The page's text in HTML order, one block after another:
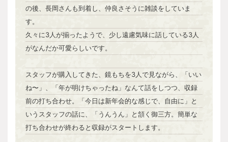
の後、長岡さんも到着し、仲良さそうに雑談をしていま
す。
久々に3人が揃ったようで、少し遠慮気味に話している3人
がなんだか可愛らしいです。
スタッフが購入してきた、鏡もちを3人で見ながら、「いい
ね〜」、「年が明けちゃったね」なんて話をしつつ、収録
前の打ち合わせ。「今日は新年会的な感じで、自由に」と
いうスタッフの話に、「うんうん」と頷く御三方。簡単な
打ち合わせが終わると収録がスタートします。